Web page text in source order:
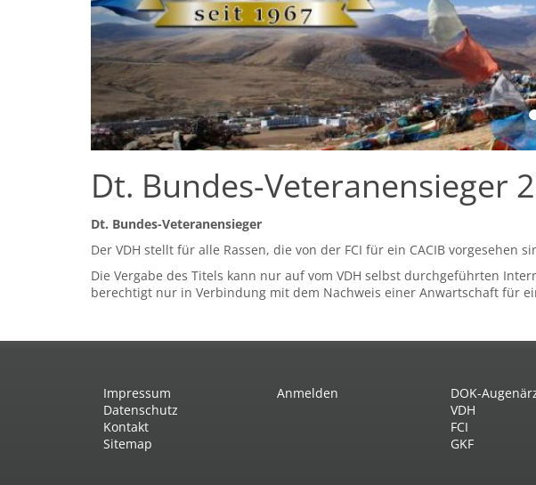
Dt. Bundes-Veteranensieger
Dt. Bundes-Veteranensieger
Der VDH stellt für alle Rassen, die von der FCI für ein CACIB vorgesehen
Die Vergabe des Titels kann nur auf vom VDH selbst durchgeführten
berechtigt nur in Verbindung mit dem Nachweis einer Anwartschaft für
Impressum
Datenschutz
Kontakt
Sitemap
Anmelden
DOK-
VDH
FCI
GKF